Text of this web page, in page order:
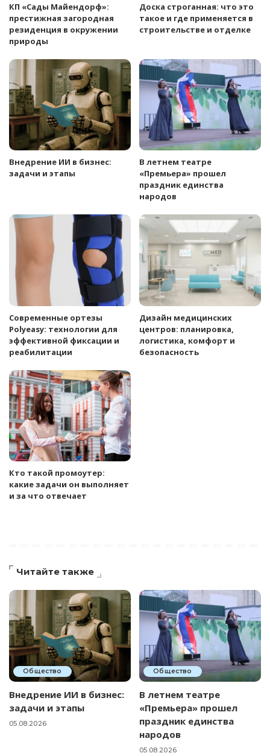
КП «Сады Майендорф»:
престижная загородная
резиденция в окружении
природы
Доска строганная: что это
такое и где применяется в
строительстве и отделке
Внедрение ИИ в бизнес:
задачи и этапы
В летнем театре
«Премьера» прошел
праздник единства
народов
Современные ортезы
Polyeasy: технологии для
эффективной фиксации и
реабилитации
Дизайн медицинских
центров: планировка,
логистика, комфорт и
безопасность
Кто такой промоутер:
какие задачи он выполняет
и за что отвечает
Читайте также
Общество
Внедрение ИИ в бизнес:
задачи и этапы
05.08.2026
Общество
В летнем театре
«Премьера» прошел
праздник единства
народов
05.08.2026